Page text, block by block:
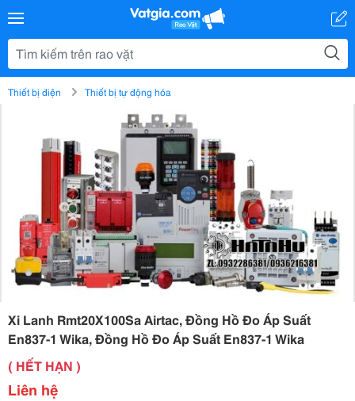
Thiết bị điện Thiết bị tự động hóa
Xi Lanh Rmt20X100Sa Airtac, Đồng Hồ Đo Áp Suất
En837-1 Wika, Đồng Hồ Đo Áp Suất En837-1 Wika
( HẾT HẠN )
Liên hệ